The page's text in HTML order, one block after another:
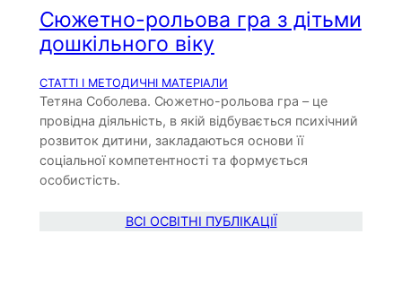
Сюжетно-рольова гра з дітьми
дошкільного віку
СТАТТІ І МЕТОДИЧНІ МАТЕРІАЛИ
Тетяна Соболева. Сюжетно-рольова гра – це
провідна діяльність, в якій відбувається психічний
розвиток дитини, закладаються основи її
соціальної компетентності та формується
особистість.
ВСІ ОСВІТНІ ПУБЛІКАЦІЇ